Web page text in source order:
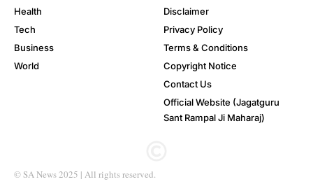
Health
Tech
Business
World
Disclaimer
Privacy Policy
Terms & Conditions
Copyright Notice
Contact Us
Official Website (Jagatguru
Sant Rampal Ji Maharaj)
© SA News 2025 | All rights reserved.